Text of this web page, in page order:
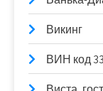
Викинг
ВИН код 33